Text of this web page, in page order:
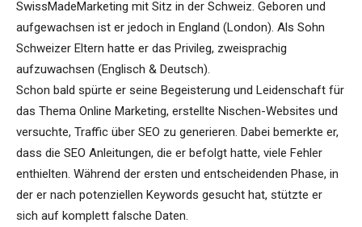
SwissMadeMarketing mit Sitz in der Schweiz. Geboren und
aufgewachsen ist er jedoch in England (London). Als Sohn
Schweizer Eltern hatte er das Privileg, zweisprachig
aufzuwachsen (Englisch & Deutsch).
Schon bald spürte er seine Begeisterung und Leidenschaft für
das Thema Online Marketing, erstellte Nischen-Websites und
versuchte, Traffic über SEO zu generieren. Dabei bemerkte er,
dass die SEO Anleitungen, die er befolgt hatte, viele Fehler
enthielten. Während der ersten und entscheidenden Phase, in
der er nach potenziellen Keywords gesucht hat, stützte er
sich auf komplett falsche Daten.